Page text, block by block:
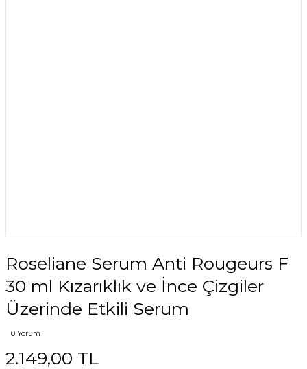
Roseliane Serum Anti Rougeurs F
30 ml Kızarıklık ve İnce Çizgiler
Üzerinde Etkili Serum
0 Yorum
2.149,00 TL